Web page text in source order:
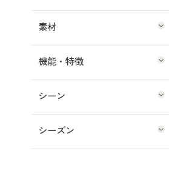
素材
機能・特徴
シーン
シーズン